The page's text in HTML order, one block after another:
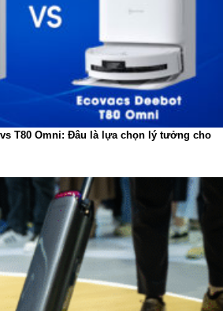
vs T80 Omni: Đâu là lựa chọn lý tưởng cho